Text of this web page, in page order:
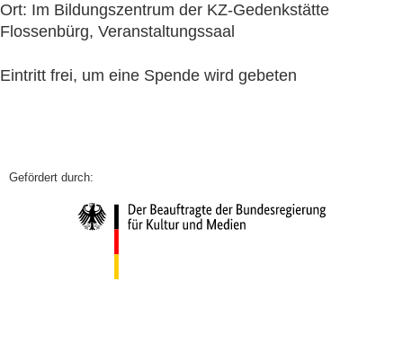
Ort: Im Bildungszentrum der KZ-Gedenkstätte
Flossenbürg, Veranstaltungssaal
Eintritt frei, um eine Spende wird gebeten